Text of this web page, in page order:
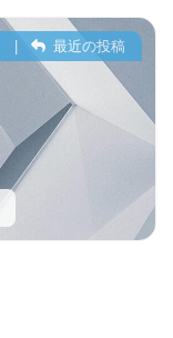
| 最近の投稿